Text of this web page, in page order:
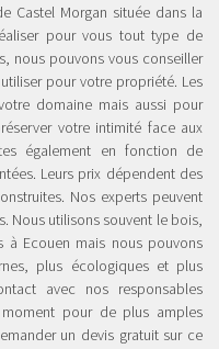
Castel Morgan située dans la
pour vous tout type de
nous pouvons vous conseiller
pour votre propriété. Les
domaine mais aussi pour
votre intimité face aux
également en fonction de
Leurs prix dépendent des
Nos experts peuvent
Nous utilisons souvent le bois,
à Ecouen mais nous pouvons
plus écologiques et plus
avec nos responsables
pour de plus amples
un devis gratuit sur ce